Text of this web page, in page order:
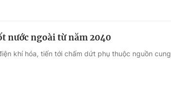
nước ngoài từ năm 2040
khí hóa, tiến tới chấm dứt phụ thuộc nguồn cung